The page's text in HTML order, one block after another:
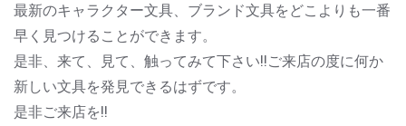
最新のキャラクター文具、ブランド文具をどこよりも一番
早く見つけることができます。
是非、来て、見て、触ってみて下さい!!ご来店の度に何か
新しい文具を発見できるはずです。
是非ご来店を!!